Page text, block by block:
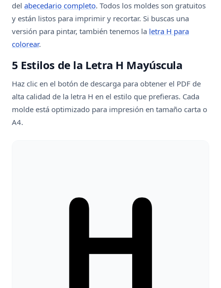
del abecedario completo. Todos los moldes son gratuitos
y están listos para imprimir y recortar. Si buscas una
versión para pintar, también tenemos la letra H para
colorear.
5 Estilos de la Letra H Mayúscula
Haz clic en el botón de descarga para obtener el PDF de
alta calidad de la letra H en el estilo que prefieras. Cada
molde está optimizado para impresión en tamaño carta o
A4.